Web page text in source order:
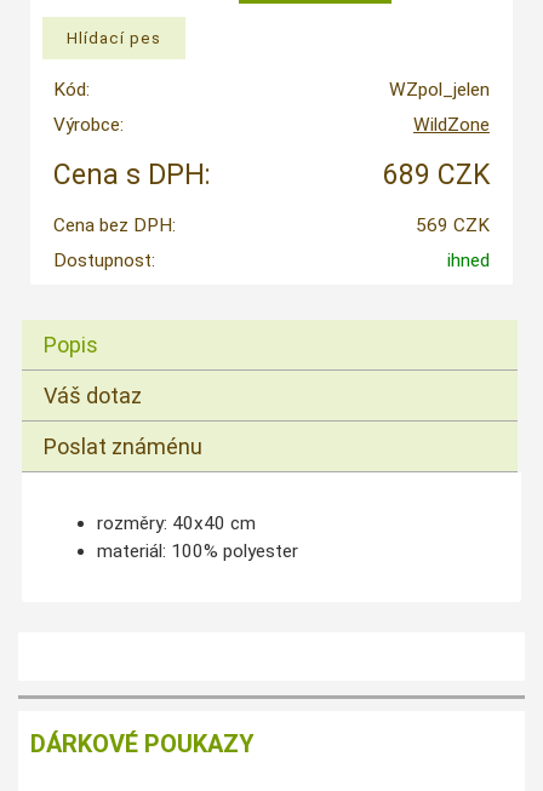
Kód:
WZpol_jelen
Výrobce:
WildZone
Cena s DPH: 689 CZK
Cena bez DPH:
569 CZK
Dostupnost:
ihned
Popis
Váš dotaz
Poslat známénu
rozměry: 40x40 cm
materiál: 100% polyester
DÁRKOVÉ POUKAZY